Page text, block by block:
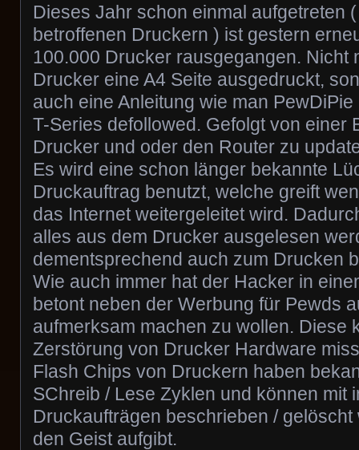
Dieses Jahr schon einmal aufgetreten
betroffenen Druckern ) ist gestern
100.000 Drucker rausgegangen. Nicht
Drucker eine A4 Seite ausgedruckt,
auch eine Anleitung wie man
T-Series defollowed. Gefolgt von einer
Drucker und oder den Router zu
Es wird eine schon länger bekannte
Druckauftrag benutzt, welche greift
das Internet weitergeleitet wird.
alles aus dem Drucker ausgelesen
dementsprechend auch zum Drucken
Wie auch immer hat der Hacker in
betont neben der Werbung für Pewds
aufmerksam machen zu wollen. Diese
Zerstörung von Drucker Hardware
Flash Chips von Druckern haben
SChreib / Lese Zyklen und können mit
Druckaufträgen beschrieben /
den Geist aufgibt.